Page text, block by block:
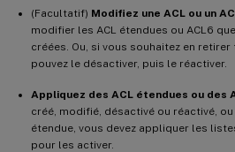
(Facultatif) Modifiez une ACL ou un
modifier les ACL étendues ou ACL6
créées. Ou, si vous souhaitez en
pouvez le désactiver, puis le réactiver.
Appliquez des ACL étendues ou des
créé, modifié, désactivé ou réactivé, ou
étendue, vous devez appliquer les
pour les activer.